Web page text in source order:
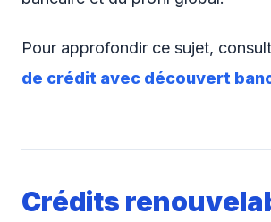
Pour approfondir ce sujet,
de crédit avec découvert
Crédits